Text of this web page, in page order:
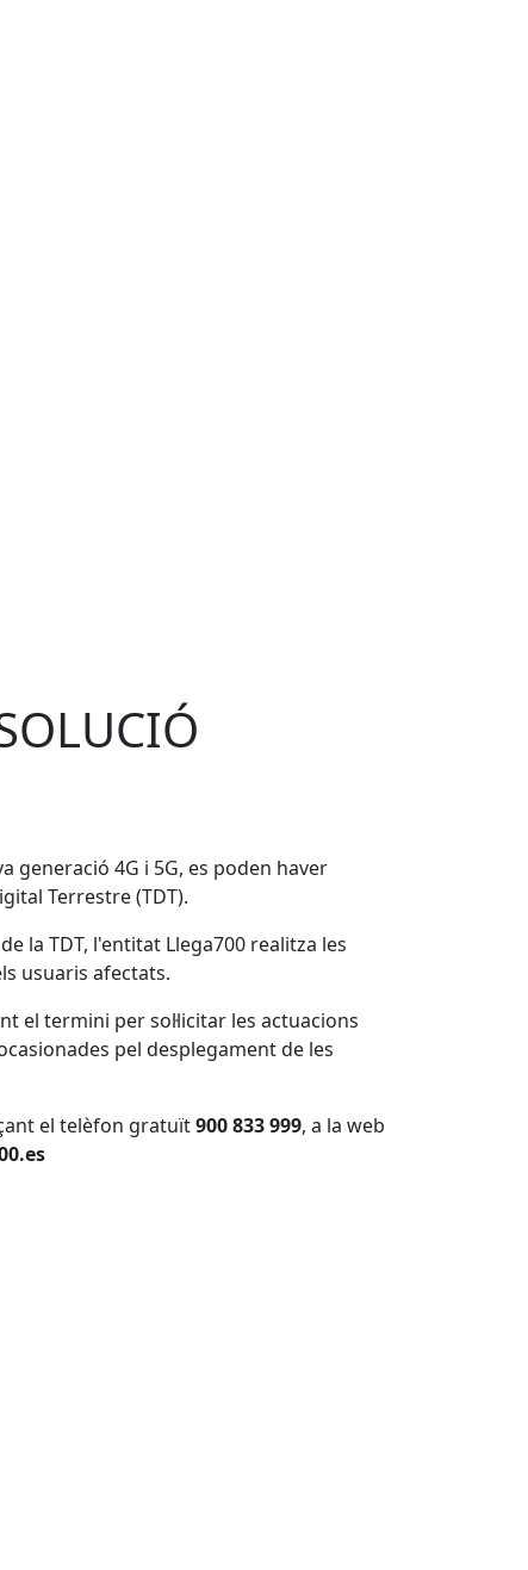
generació 4G i 5G, es poden haver
Terrestre (TDT).
la TDT, l'entitat Llega700 realitza les
usuaris afectats.
el termini per sol·licitar les actuacions
pel desplegament de les
el telèfon gratuït900 833 999, a la web